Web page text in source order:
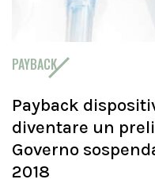
PAYBACK
Payback
diventare un
Governo
2018